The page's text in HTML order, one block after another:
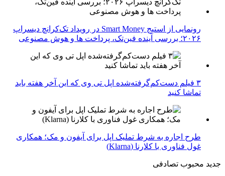
رونمایی از استیج Smart Money در رویداد تک‌کرانچ دیسراپ
۲۰۲۶؛ بررسی آینده فین‌تک، پرداخت‌ ها و هوش مصنوعی
۳ فیلم دست‌کم‌گرفته‌شده اپل تی وی که این آخر هفته باید
تماشا کنید
طرح اجاره به شرط تملیک اپل برای آیفون و مک؛ همکاری
غول فناوری با کلارنا (Klarna)
جدید محبوب تصادفی